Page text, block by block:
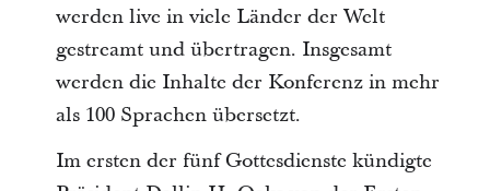
werden live in viele Länder der Welt
gestreamt und übertragen. Insgesamt
werden die Inhalte der Konferenz in mehr
als 100 Sprachen übersetzt.
Im ersten der fünf Gottesdienste kündigte